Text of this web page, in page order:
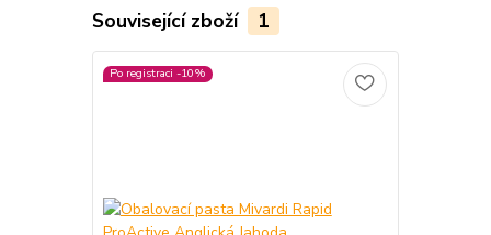
Související zboží 1
Po registraci -10%